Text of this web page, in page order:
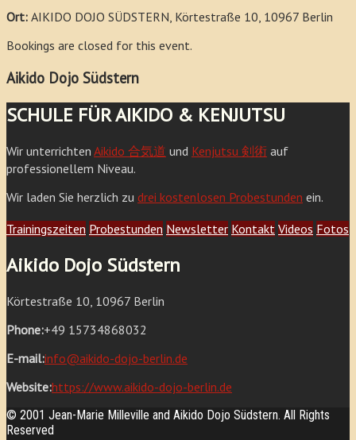
Ort: AIKIDO DOJO SÜDSTERN, Körtestraße 10, 10967 Berlin
Bookings are closed for this event.
Aikido Dojo Südstern
SCHULE FÜR AIKIDO & KENJUTSU
Wir unterrichten Aikido 合気道 und Kenjutsu 剣術 auf
professionellem Niveau.
Wir laden Sie herzlich zu drei kostenlosen Probestunden ein.
Trainingszeiten Probestunden Newsletter Kontakt Videos Fotos
Aikido Dojo Südstern
Körtestraße 10, 10967 Berlin
Phone:+49 15734868032
E-mail:info@aikido-dojo-berlin.de
Website:https://www.aikido-dojo-berlin.de
© 2001 Jean-Marie Milleville and Aikido Dojo Südstern. All Rights
Reserved